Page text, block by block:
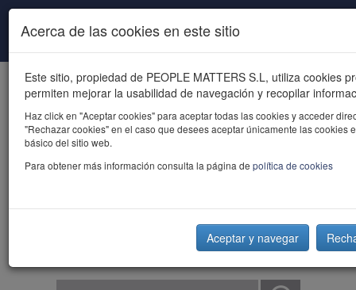
Pasar al contenido principal
Acerca de las cookies en este sitio
Este sitio, propiedad de PEOPLE MATTERS S.L, utiliza cookies
permiten mejorar la usabilidad de navegación y recopilar
Haz click en "Aceptar cookies" para aceptar todas las cookies y acceder
"Rechazar cookies" en el caso que desees aceptar únicamente las cookies
básico del sitio web.
Para obtener más información consulta la página de política de cookies
Aceptar y navegar